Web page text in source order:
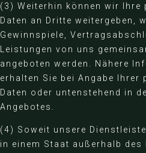
(3) Weiterhin können wir Ihre
Daten an Dritte weitergeben,
Gewinnspiele,
Leistungen von uns
angeboten werden. Nähere
erhalten Sie bei Angabe Ihrer
Daten oder untenstehend in
Angebotes.
(4) Soweit unsere
in einem Staat außerhalb des